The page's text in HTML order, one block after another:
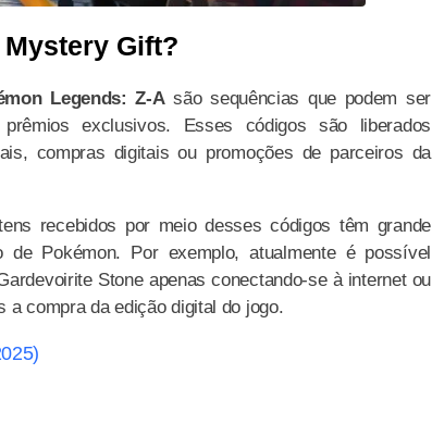
Gift?
Legends: Z-Asão sequências que podem ser
exclusivos. Esses códigos são liberados
compras digitais ou promoções de parceiros da
recebidos por meio desses códigos têm grande
Pokémon. Por exemplo, atualmente é possível
Stone apenas conectando-se à internet ou
a compra da edição digital do jogo.